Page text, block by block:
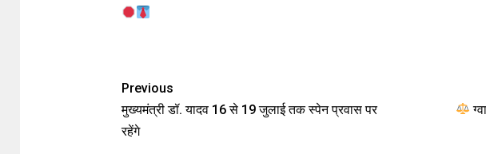
Previous
मुख्यमंत्री डॉ. यादव 16 से 19 जुलाई तक स्पेन प्रवास पर
रहेंगे